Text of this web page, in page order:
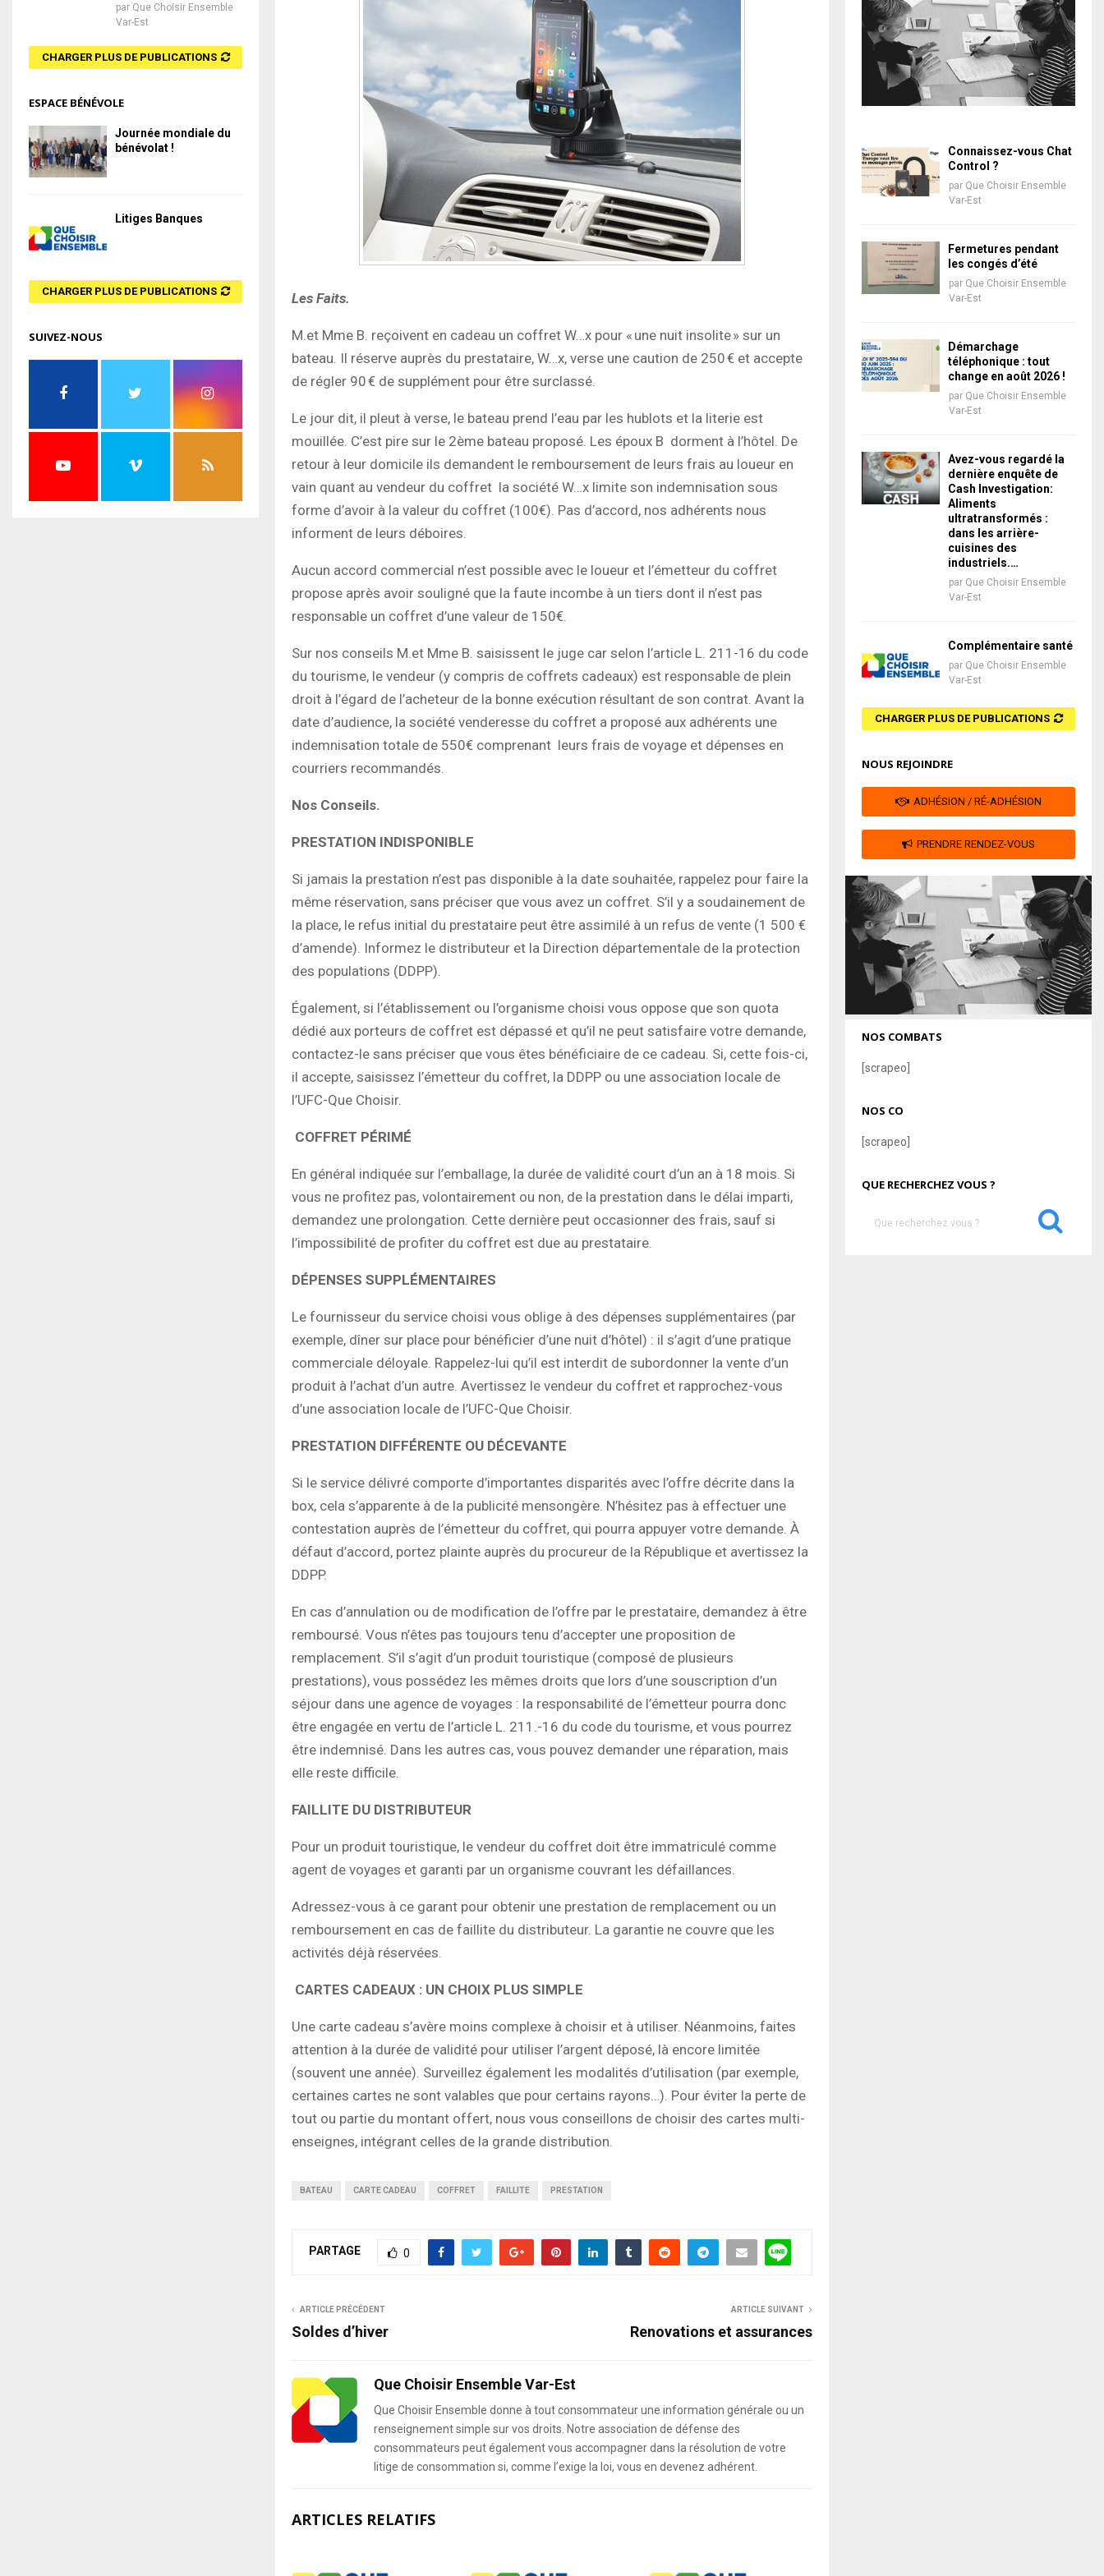
Les Faits.
M.et Mme B. reçoivent en cadeau un coffret W…x pour « une nuit insolite » sur un
bateau. Il réserve auprès du prestataire, W…x, verse une caution de 250 € et accepte
de régler 90 € de supplément pour être surclassé.
Le jour dit, il pleut à verse, le bateau prend l’eau par les hublots et la literie est
mouillée. C’est pire sur le 2ème bateau proposé. Les époux B dorment à l’hôtel. De
retour à leur domicile ils demandent le remboursement de leurs frais au loueur en
vain quant au vendeur du coffret la société W…x limite son indemnisation sous
forme d’avoir à la valeur du coffret (100€). Pas d’accord, nos adhérents nous
informent de leurs déboires.
Aucun accord commercial n’est possible avec le loueur et l’émetteur du coffret
propose après avoir souligné que la faute incombe à un tiers dont il n’est pas
responsable un coffret d’une valeur de 150€.
Sur nos conseils M.et Mme B. saisissent le juge car selon l’article L. 211-16 du code
du tourisme, le vendeur (y compris de coffrets cadeaux) est responsable de plein
droit à l’égard de l’acheteur de la bonne exécution résultant de son contrat. Avant la
date d’audience, la société venderesse du coffret a proposé aux adhérents une
indemnisation totale de 550€ comprenant leurs frais de voyage et dépenses en
courriers recommandés.
Nos Conseils.
PRESTATION INDISPONIBLE
Si jamais la prestation n’est pas disponible à la date souhaitée, rappelez pour faire la
même réservation, sans préciser que vous avez un coffret. S’il y a soudainement de
la place, le refus initial du prestataire peut être assimilé à un refus de vente (1 500 €
d’amende). Informez le distributeur et la Direction départementale de la protection
des populations (DDPP).
Également, si l’établissement ou l’organisme choisi vous oppose que son quota
dédié aux porteurs de coffret est dépassé et qu’il ne peut satisfaire votre demande,
contactez-le sans préciser que vous êtes bénéficiaire de ce cadeau. Si, cette fois-ci,
il accepte, saisissez l’émetteur du coffret, la DDPP ou une association locale de
l’UFC-Que Choisir.
COFFRET PÉRIMÉ
En général indiquée sur l’emballage, la durée de validité court d’un an à 18 mois. Si
vous ne profitez pas, volontairement ou non, de la prestation dans le délai imparti,
demandez une prolongation. Cette dernière peut occasionner des frais, sauf si
l’impossibilité de profiter du coffret est due au prestataire.
DÉPENSES SUPPLÉMENTAIRES
Le fournisseur du service choisi vous oblige à des dépenses supplémentaires (par
exemple, dîner sur place pour bénéficier d’une nuit d’hôtel) : il s’agit d’une pratique
commerciale déloyale. Rappelez-lui qu’il est interdit de subordonner la vente d’un
produit à l’achat d’un autre. Avertissez le vendeur du coffret et rapprochez-vous
d’une association locale de l’UFC-Que Choisir.
PRESTATION DIFFÉRENTE OU DÉCEVANTE
Si le service délivré comporte d’importantes disparités avec l’offre décrite dans la
box, cela s’apparente à de la publicité mensongère. N’hésitez pas à effectuer une
contestation auprès de l’émetteur du coffret, qui pourra appuyer votre demande. À
défaut d’accord, portez plainte auprès du procureur de la République et avertissez la
DDPP.
En cas d’annulation ou de modification de l’offre par le prestataire, demandez à être
remboursé. Vous n’êtes pas toujours tenu d’accepter une proposition de
remplacement. S’il s’agit d’un produit touristique (composé de plusieurs
prestations), vous possédez les mêmes droits que lors d’une souscription d’un
séjour dans une agence de voyages : la responsabilité de l’émetteur pourra donc
être engagée en vertu de l’article L. 211.-16 du code du tourisme, et vous pourrez
être indemnisé. Dans les autres cas, vous pouvez demander une réparation, mais
elle reste difficile.
FAILLITE DU DISTRIBUTEUR
Pour un produit touristique, le vendeur du coffret doit être immatriculé comme
agent de voyages et garanti par un organisme couvrant les défaillances.
Adressez-vous à ce garant pour obtenir une prestation de remplacement ou un
remboursement en cas de faillite du distributeur. La garantie ne couvre que les
activités déjà réservées.
CARTES CADEAUX : UN CHOIX PLUS SIMPLE
Une carte cadeau s’avère moins complexe à choisir et à utiliser. Néanmoins, faites
attention à la durée de validité pour utiliser l’argent déposé, là encore limitée
(souvent une année). Surveillez également les modalités d’utilisation (par exemple,
certaines cartes ne sont valables que pour certains rayons…). Pour éviter la perte de
tout ou partie du montant offert, nous vous conseillons de choisir des cartes multi-
enseignes, intégrant celles de la grande distribution.
BATEAU CARTE CADEAU COFFRET FAILLITE PRESTATION
PARTAGE 0
ARTICLE PRÉCÉDENT
Soldes d’hiver
ARTICLE SUIVANT
Renovations et assurances
Que Choisir Ensemble Var-Est
Que Choisir Ensemble donne à tout consommateur une information générale ou un
renseignement simple sur vos droits. Notre association de défense des
consommateurs peut également vous accompagner dans la résolution de votre
litige de consommation si, comme l’exige la loi, vous en devenez adhérent.
ARTICLES RELATIFS
par Que Choisir Ensemble
Var-Est
CHARGER PLUS DE PUBLICATIONS
ESPACE BÉNÉVOLE
Journée mondiale du
bénévolat !
Litiges Banques
CHARGER PLUS DE PUBLICATIONS
SUIVEZ-NOUS
Connaissez-vous Chat
Control ?
par Que Choisir Ensemble
Var-Est
Fermetures pendant
les congés d’été
par Que Choisir Ensemble
Var-Est
Démarchage
téléphonique : tout
change en août 2026 !
par Que Choisir Ensemble
Var-Est
Avez-vous regardé la
dernière enquête de
Cash Investigation:
Aliments
ultratransformés :
dans les arrière-
cuisines des
industriels.…
par Que Choisir Ensemble
Var-Est
Complémentaire santé
par Que Choisir Ensemble
Var-Est
CHARGER PLUS DE PUBLICATIONS
NOUS REJOINDRE
ADHÉSION / RÉ-ADHÉSION
PRENDRE RENDEZ-VOUS
NOS COMBATS
[scrapeo]
NOS CO
[scrapeo]
QUE RECHERCHEZ VOUS ?